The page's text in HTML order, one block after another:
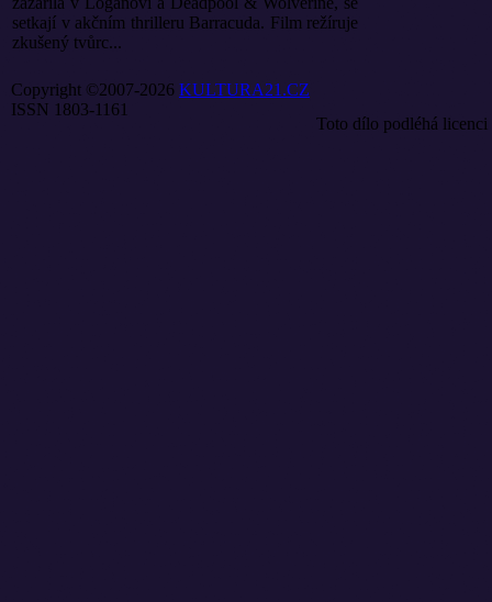
setkají v akčním thrilleru Barracuda. Film režíruje
zkušený tvůrc...
Copyright ©2007-2026 KULTURA21.CZ
ISSN 1803-1161
Toto dílo podléhá licenci